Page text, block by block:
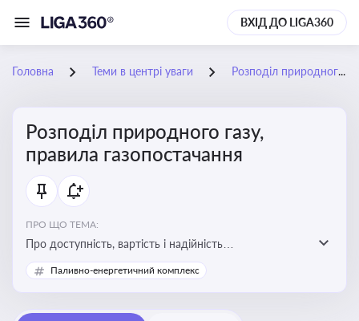
ВХІД ДО LIGA360
Головна Теми в центрі уваги Розподіл природного газу, правила газопостачання
Розподіл природного газу,
правила газопостачання
ПРО ЩО ТЕМА:
Про доступність, вартість і надійність
енергопостачання для бізнесу та вплив на економічну
стабільність
Паливно-енергетичний комплекс